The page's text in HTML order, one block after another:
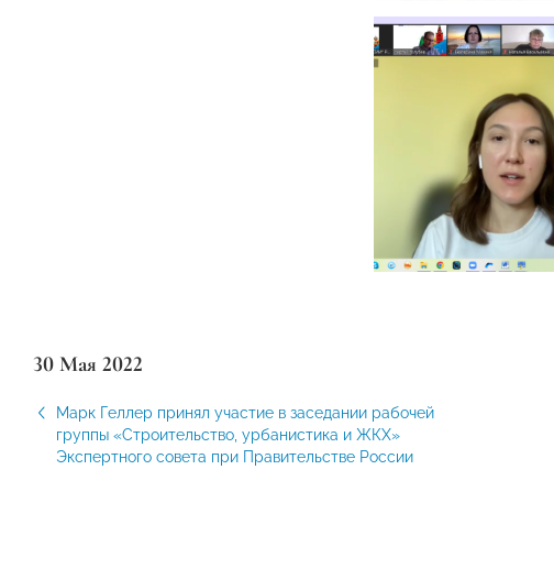
30 Мая 2022
Марк Геллер принял участие в заседании рабочей
группы «Строительство, урбанистика и ЖКХ»
Экспертного совета при Правительстве России